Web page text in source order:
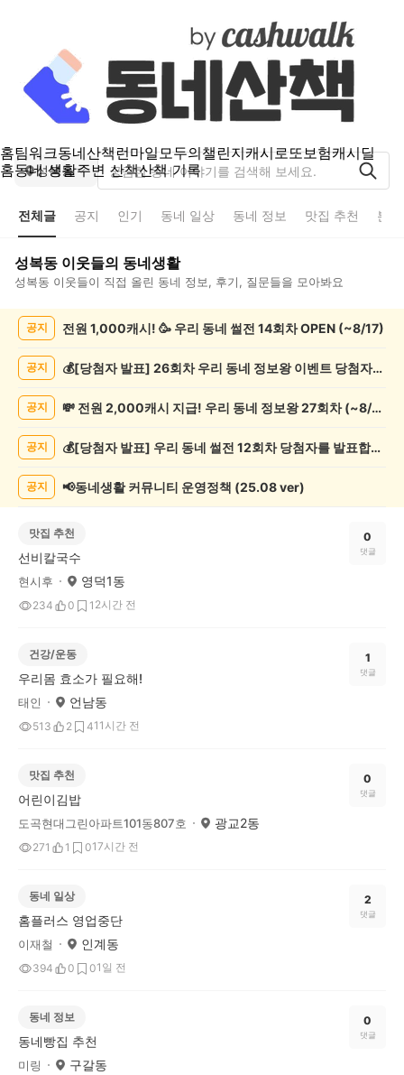
홈팀워크동네산책런마일모두의챌린지캐시로또보험캐시딜
홈동네 생활주변 산책산책 기록
성복동
전체글 공지 인기 동네 일상 동네 정보 맛집 추천 분
성복동 이웃들의 동네생활
성복동 이웃들이 직접 올린 동네 정보, 후기, 질문들을 모아봐요
공지 전원 1,000캐시! 🥳 우리 동네 썰전 14회차 OPEN (~8/17)
공지 💰[당첨자 발표] 26회차 우리 동네 정보왕 이벤트 당첨자를 발표합니다!
공지 💸 전원 2,000캐시 지급! 우리 동네 정보왕 27회차 (~8/10)
공지 💰[당첨자 발표] 우리 동네 썰전 12회차 당첨자를 발표합니다!
공지 📢동네생활 커뮤니티 운영정책 (25.08 ver)
맛집 추천
선비칼국수
현시후 영덕1동
234 0 1 2시간 전
0
댓글
건강/운동
우리몸 효소가 필요해!
태인 언남동
513 2 411시간 전
1
댓글
맛집 추천
어린이김밥
도곡현대그린아파트101동807호 광교2동
271 1 017시간 전
0
댓글
동네 일상
홈플러스 영업중단
이재철 인계동
394 0 01일 전
2
댓글
동네 정보
동네빵집 추천
미링 구갈동
0
댓글